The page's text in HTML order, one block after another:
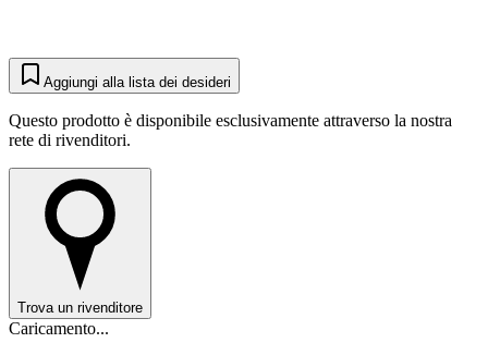
Aggiungi alla lista dei desideri
Questo prodotto è disponibile esclusivamente attraverso la nostra
rete di rivenditori.
Trova un rivenditore
Caricamento...